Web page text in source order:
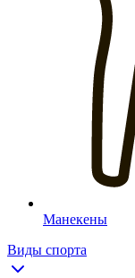
Манекены
Виды спорта